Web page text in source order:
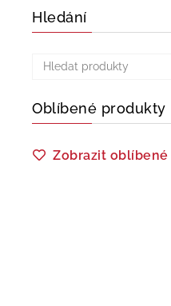
Hledání
Oblíbené produkty
Zobrazit